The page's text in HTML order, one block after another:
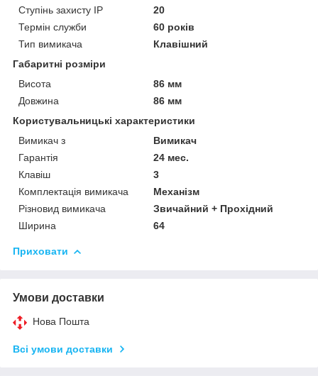
Ступінь захисту IP
20
Термін служби
60 років
Тип вимикача
Клавішний
Габаритні розміри
Висота
86 мм
Довжина
86 мм
Користувальницькі характеристики
Вимикач з
Вимикач
Гарантія
24 мес.
Клавіш
3
Комплектація вимикача
Механізм
Різновид вимикача
Звичайний + Прохідний
Ширина
64
Приховати
Умови доставки
Нова Пошта
Всі умови доставки